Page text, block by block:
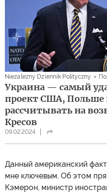
Niezależny Dziennik Polityczny
Украина — самый
проект США, Польше
рассчитывать на
Кресов
09.02.2024
Данный американский
мне ключевым. Об этом
Кэмерон, министр